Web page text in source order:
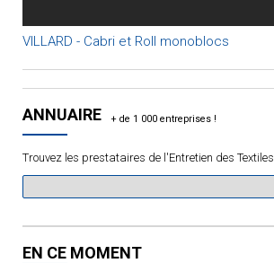
VILLARD - Cabri et Roll monoblocs
ANNUAIRE
Trouvez les prestataires de l'Entretien des Textiles
EN CE MOMENT